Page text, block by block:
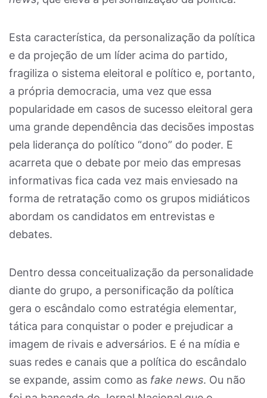
Esta característica, da personalização da política
e da projeção de um líder acima do partido,
fragiliza o sistema eleitoral e político e, portanto,
a própria democracia, uma vez que essa
popularidade em casos de sucesso eleitoral gera
uma grande dependência das decisões impostas
pela liderança do político “dono” do poder. E
acarreta que o debate por meio das empresas
informativas fica cada vez mais enviesado na
forma de retratação como os grupos midiáticos
abordam os candidatos em entrevistas e
debates.
Dentro dessa conceitualização da personalidade
diante do grupo, a personificação da política
gera o escândalo como estratégia elementar,
tática para conquistar o poder e prejudicar a
imagem de rivais e adversários. E é na mídia e
suas redes e canais que a política do escândalo
se expande, assim como as fake news. Ou não